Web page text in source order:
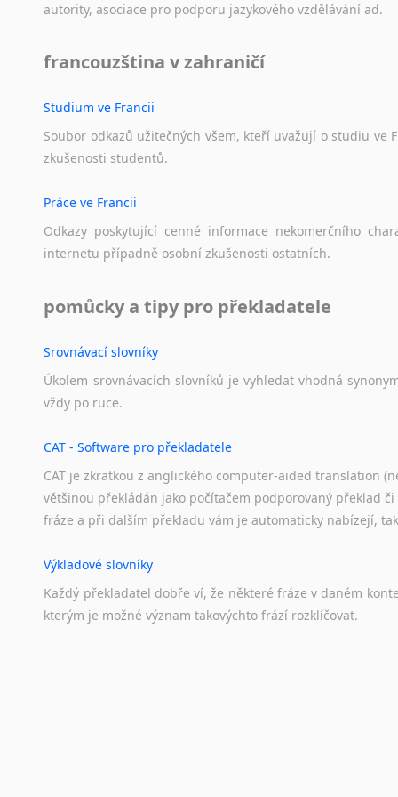
autority, asociace pro podporu jazykového vzdělávání ad.
francouzština v zahraničí
Studium ve Francii
Soubor odkazů užitečných všem, kteří uvažují o studiu ve
zkušenosti studentů.
Práce ve Francii
Odkazy poskytující cenné informace nekomerčního
internetu případně osobní zkušenosti ostatních.
pomůcky a tipy pro překladatele
Srovnávací slovníky
Úkolem srovnávacích slovníků je vyhledat vhodná
vždy po ruce.
CAT - Software pro překladatele
CAT je zkratkou z anglického computer-aided translation
většinou překládán jako počítačem podporovaný překlad
fráze a při dalším překladu vám je automaticky nabízejí,
Výkladové slovníky
Každý překladatel dobře ví, že některé fráze v daném
kterým je možné význam takovýchto frází rozklíčovat.